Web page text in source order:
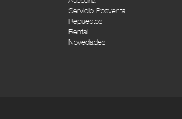
DISTOYOTA NEIVA
Cra. 5 #10-42, Neiva,
DISTOYOTA PASTO
Av. Panamericana Cra.
Servicio Posventa
Repuestos
Rental
Novedades